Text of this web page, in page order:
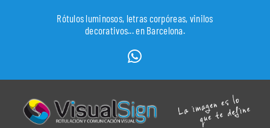
Rótulos luminosos, letras corpóreas, vinilos
decorativos... en Barcelona.
WhatsApp